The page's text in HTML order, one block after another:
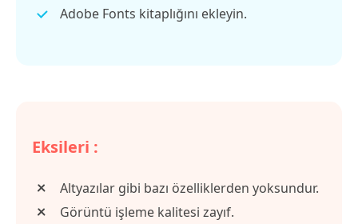
Adobe Fonts kitaplığını ekleyin.
Eksileri :
Altyazılar gibi bazı özelliklerden yoksundur.
Görüntü işleme kalitesi zayıf.